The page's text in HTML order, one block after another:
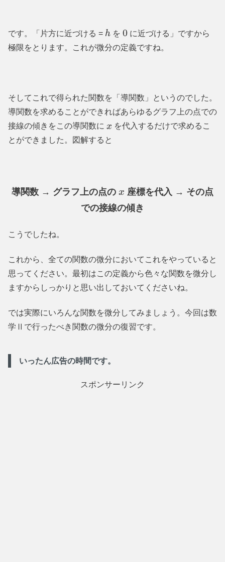
です。「片方に近づける = h を 0に近づける」ですから
極限をとります。これが微分の定義ですね。
そしてこれで得られた関数を「導関数」というのでした。
導関数を求めることができればあらゆるグラフ上の点での
接線の傾きをこの導関数に x を代入するだけで求めるこ
とができました。図解すると
導関数 → グラフ上の点の x 座標を代入 → その点
での接線の傾き
こうでしたね。
これから、全ての関数の微分においてこれをやっていると
思ってください。最初はこの定義から色々な関数を微分し
ますからしっかりと思い出しておいてくださいね。
では実際にいろんな関数を微分してみましょう。今回は数
学Ⅱで行ったべき関数の微分の復習です。
いったん広告の時間です。
スポンサーリンク